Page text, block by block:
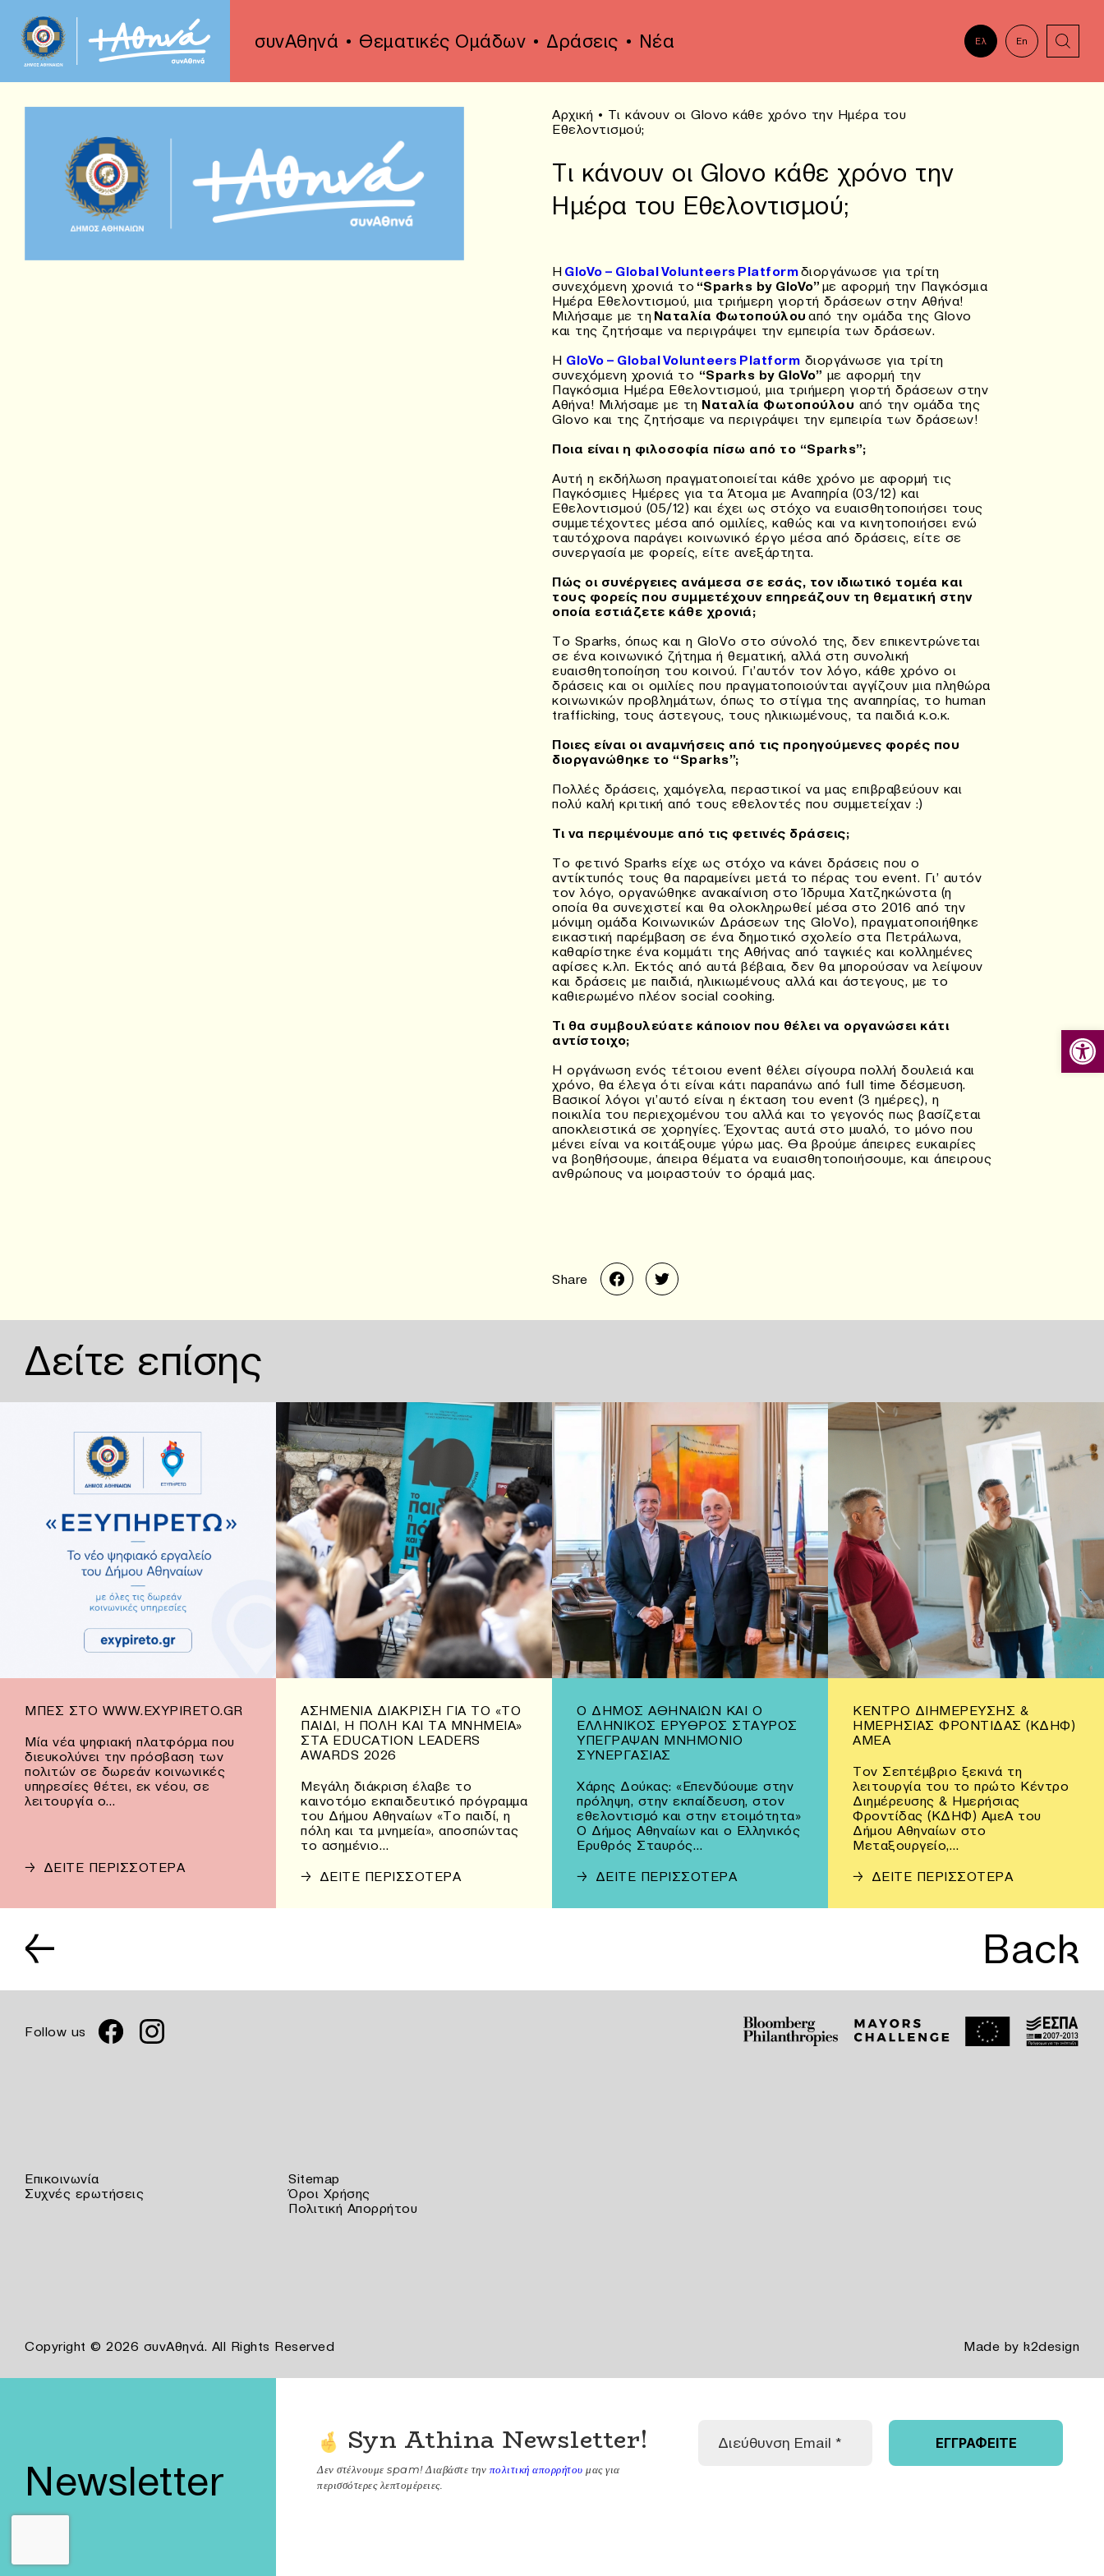
συνΑθηνά Θεματικές Ομάδων Δράσεις Νέα Ελ En
Αρχική • Τι κάνουν οι Glovo κάθε χρόνο την Ημέρα του
Εθελοντισμού;
Τι κάνουν οι Glovo κάθε χρόνο την
Ημέρα του Εθελοντισμού;
H GloVo – Global Volunteers Platformδιοργάνωσε για τρίτη
συνεχόμενη χρονιά το “Sparks by GloVo” με αφορμή την Παγκόσμια
Ημέρα Εθελοντισμού, μια τριήμερη γιορτή δράσεων στην Αθήνα!
Μιλήσαμε με τη Ναταλία Φωτοπούλου από την ομάδα της Glovo
και της ζητήσαμε να περιγράψει την εμπειρία των δράσεων.
H GloVo – Global Volunteers Platform διοργάνωσε για τρίτη
συνεχόμενη χρονιά το “Sparks by GloVo” με αφορμή την
Παγκόσμια Ημέρα Εθελοντισμού, μια τριήμερη γιορτή δράσεων στην
Αθήνα! Μιλήσαμε με τη Ναταλία Φωτοπούλου από την ομάδα της
Glovo και της ζητήσαμε να περιγράψει την εμπειρία των δράσεων!
Ποια είναι η φιλοσοφία πίσω από το “Sparks”;
Αυτή η εκδήλωση πραγματοποιείται κάθε χρόνο με αφορμή τις
Παγκόσμιες Ημέρες για τα Άτομα με Αναπηρία (03/12) και
Εθελοντισμού (05/12) και έχει ως στόχο να ευαισθητοποιήσει τους
συμμετέχοντες μέσα από ομιλίες, καθώς και να κινητοποιήσει ενώ
ταυτόχρονα παράγει κοινωνικό έργο μέσα από δράσεις, είτε σε
συνεργασία με φορείς, είτε ανεξάρτητα.
Πώς οι συνέργειες ανάμεσα σε εσάς, τον ιδιωτικό τομέα και
τους φορείς που συμμετέχουν επηρεάζουν τη θεματική στην
οποία εστιάζετε κάθε χρονιά;
Το Sparks, όπως και η GloVo στο σύνολό της, δεν επικεντρώνεται
σε ένα κοινωνικό ζήτημα ή θεματική, αλλά στη συνολική
ευαισθητοποίηση του κοινού. Γι’αυτόν τον λόγο, κάθε χρόνο οι
δράσεις και οι ομιλίες που πραγματοποιούνται αγγίζουν μια πληθώρα
κοινωνικών προβλημάτων, όπως το στίγμα της αναπηρίας, το human
trafficking, τους άστεγους, τους ηλικιωμένους, τα παιδιά κ.ο.κ.
Ποιες είναι οι αναμνήσεις από τις προηγούμενες φορές που
διοργανώθηκε το “Sparks”;
Πολλές δράσεις, χαμόγελα, περαστικοί να μας επιβραβεύουν και
πολύ καλή κριτική από τους εθελοντές που συμμετείχαν :)
Τι να περιμένουμε από τις φετινές δράσεις;
Το φετινό Sparks είχε ως στόχο να κάνει δράσεις που ο
αντίκτυπός τους θα παραμείνει μετά το πέρας του event. Γι’ αυτόν
τον λόγο, οργανώθηκε ανακαίνιση στο Ίδρυμα Χατζηκώνστα (η
οποία θα συνεχιστεί και θα ολοκληρωθεί μέσα στο 2016 από την
μόνιμη ομάδα Κοινωνικών Δράσεων της GloVo), πραγματοποιήθηκε
εικαστική παρέμβαση σε ένα δημοτικό σχολείο στα Πετράλωνα,
καθαρίστηκε ένα κομμάτι της Αθήνας από ταγκιές και κολλημένες
αφίσες κ.λπ. Εκτός από αυτά βέβαια, δεν θα μπορούσαν να λείψουν
και δράσεις με παιδιά, ηλικιωμένους αλλά και άστεγους, με το
καθιερωμένο πλέον social cooking.
Τι θα συμβουλεύατε κάποιον που θέλει να οργανώσει κάτι
αντίστοιχο;
Η οργάνωση ενός τέτοιου event θέλει σίγουρα πολλή δουλειά και
χρόνο, θα έλεγα ότι είναι κάτι παραπάνω από full time δέσμευση.
Βασικοί λόγοι γι’αυτό είναι η έκταση του event (3 ημέρες), η
ποικιλία του περιεχομένου του αλλά και το γεγονός πως βασίζεται
αποκλειστικά σε χορηγίες. Έχοντας αυτά στο μυαλό, το μόνο που
μένει είναι να κοιτάξουμε γύρω μας. Θα βρούμε άπειρες ευκαιρίες
να βοηθήσουμε, άπειρα θέματα να ευαισθητοποιήσουμε, και άπειρους
ανθρώπους να μοιραστούν το όραμά μας.
Share
Δείτε επίσης
ΜΠΕΣ ΣΤΟ WWW.EXYPIRETO.GR
Μία νέα ψηφιακή πλατφόρμα που
διευκολύνει την πρόσβαση των
πολιτών σε δωρεάν κοινωνικές
υπηρεσίες θέτει, εκ νέου, σε
λειτουργία ο…
→ ΔΕΙΤΕ ΠΕΡΙΣΣΟΤΕΡΑ
ΑΣΗΜΈΝΙΑ ΔΙΆΚΡΙΣΗ ΓΙΑ ΤΟ «ΤΟ
ΠΑΙΔΊ, Η ΠΌΛΗ ΚΑΙ ΤΑ ΜΝΗΜΕΊΑ»
ΣΤΑ EDUCATION LEADERS
AWARDS 2026
Μεγάλη διάκριση έλαβε το
καινοτόμο εκπαιδευτικό πρόγραμμα
του Δήμου Αθηναίων «Το παιδί, η
πόλη και τα μνημεία», αποσπώντας
το ασημένιο…
→ ΔΕΙΤΕ ΠΕΡΙΣΣΟΤΕΡΑ
Ο ΔΉΜΟΣ ΑΘΗΝΑΊΩΝ ΚΑΙ Ο
ΕΛΛΗΝΙΚΌΣ ΕΡΥΘΡΌΣ ΣΤΑΥΡΌΣ
ΥΠΈΓΡΑΨΑΝ ΜΝΗΜΌΝΙΟ
ΣΥΝΕΡΓΑΣΊΑΣ
Χάρης Δούκας: «Επενδύουμε στην
πρόληψη, στην εκπαίδευση, στον
εθελοντισμό και στην ετοιμότητα»
Ο Δήμος Αθηναίων και ο Ελληνικός
Ερυθρός Σταυρός…
→ ΔΕΙΤΕ ΠΕΡΙΣΣΟΤΕΡΑ
ΚΈΝΤΡΟ ΔΙΗΜΈΡΕΥΣΗΣ &
ΗΜΕΡΉΣΙΑΣ ΦΡΟΝΤΊΔΑΣ (ΚΔΗΦ)
ΑΜΕΑ
Τον Σεπτέμβριο ξεκινά τη
λειτουργία του το πρώτο Κέντρο
Διημέρευσης & Ημερήσιας
Φροντίδας (ΚΔΗΦ) ΑμεΑ του
Δήμου Αθηναίων στο
Μεταξουργείο,…
→ ΔΕΙΤΕ ΠΕΡΙΣΣΟΤΕΡΑ
← Back
Follow us
Επικοινωνία
Συχνές ερωτήσεις
Sitemap
Όροι Χρήσης
Πολιτική Απορρήτου
Copyright © 2026 συνΑθηνά. All Rights Reserved Made by k2design
Newsletter
Syn Athina Newsletter!
Δεν στέλνουμε spam! Διαβάστε την πολιτική απορρήτου μας για
περισσότερες λεπτομέρειες.